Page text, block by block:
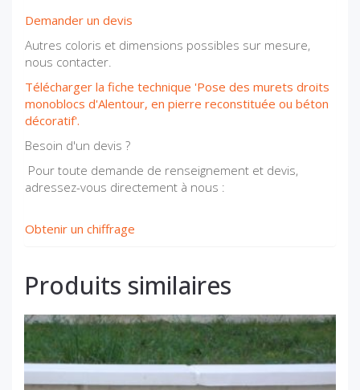
Demander un devis
Autres coloris et dimensions possibles sur mesure,
nous contacter.
Télécharger la fiche technique 'Pose des murets droits
monoblocs d'Alentour, en pierre reconstituée ou béton
décoratif'.
Besoin d'un devis ?
Pour toute demande de renseignement et devis,
adressez-vous directement à nous :
Obtenir un chiffrage
Produits similaires